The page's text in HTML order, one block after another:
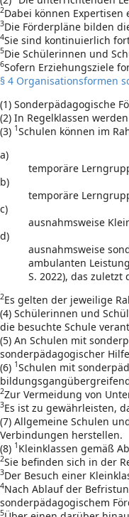
2Dabei können
3Die Förderpläne bilden
4Sie sind kontinuierlich
5Die Schülerinnen und
6Sofern Erziehungsziele
§ 4 Organisationsformen
(1) Sonderpädagogische
(2) In Regelklassen
(3) 1Schulen können im
a)
temporäre
b)
temporäre
c)
ausnahmsweise
d)
ausnahmsweise
ambulanten
S. 2022), das
2Es gelten der jeweilige
(4) Schülerinnen und
die besuchte Schule
(5) An Schulen mit
sonderpädagogischer
(6) 1Schulen mit
2Zur Vermeidung von
3Es ist zu gewährleisten,
(7) Allgemeine Schulen
Verbindungen herstellen.
(8) 1 Kleinklassen gemäß
2Sie befinden sich in der
3Der Besuch einer
4Nach Ablauf der
sonderpädagogischem
5